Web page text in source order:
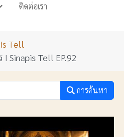
ติดต่อเรา
Tell
Sinapis Tell EP.92
การค้นหา